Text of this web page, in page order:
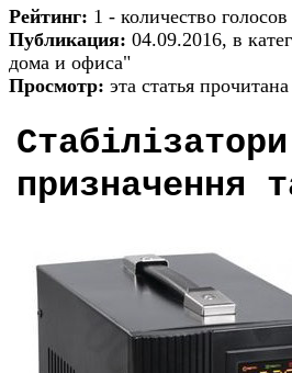
Рейтинг: 1 - количество
Публикация: 04.09.2016, в
дома и офиса"
Просмотр: эта статья
призначення